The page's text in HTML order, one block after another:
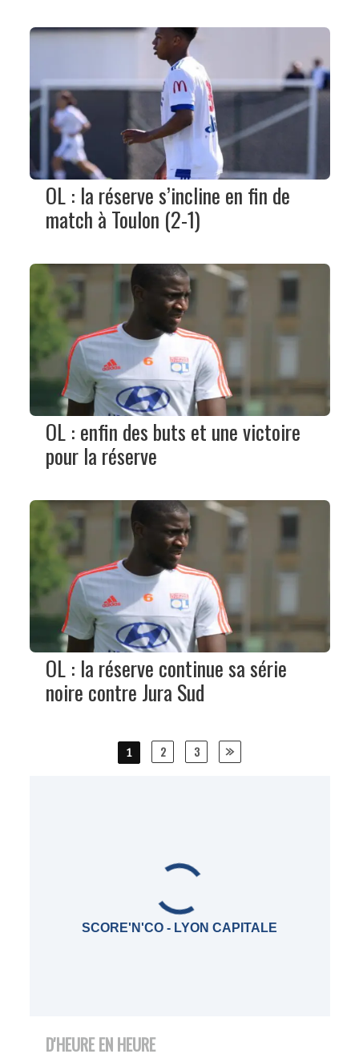
OL : la réserve s’incline en fin de
match à Toulon (2-1)
OL : enfin des buts et une victoire
pour la réserve
OL : la réserve continue sa série
noire contre Jura Sud
1 2 3
SCORE'N'CO - LYON CAPITALE
D'HEURE EN HEURE